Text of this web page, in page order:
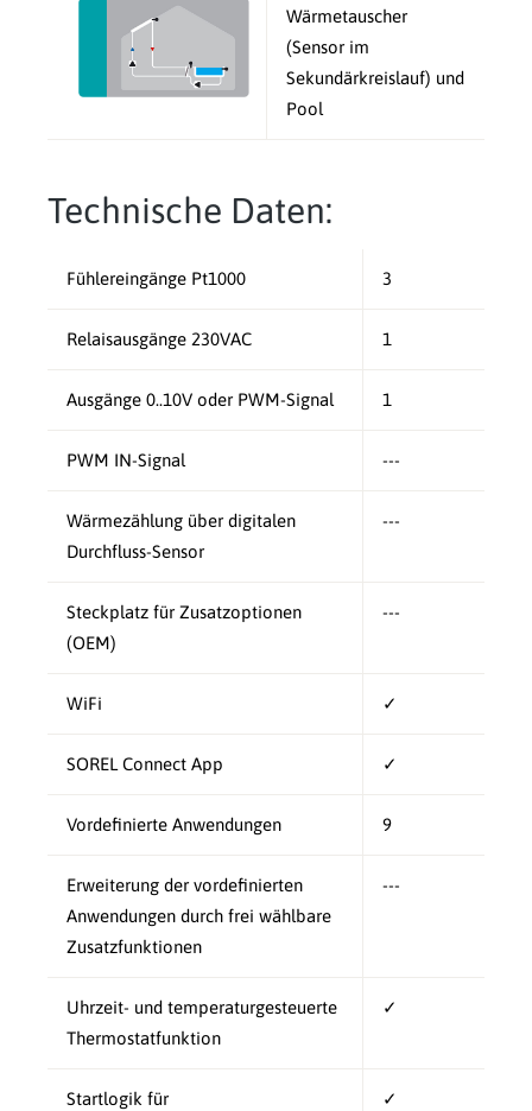
Wärmetauscher
(Sensor im
Sekundärkreislauf) und
Pool
Technische Daten:
Fühlereingänge Pt1000 3
Relaisausgänge 230VAC 1
Ausgänge 0..10V oder PWM-Signal 1
PWM IN-Signal ---
Wärmezählung über digitalen
Durchfluss-Sensor
---
Steckplatz für Zusatzoptionen
(OEM)
---
WiFi ✓
SOREL Connect App ✓
Vordefinierte Anwendungen 9
Erweiterung der vordefinierten
Anwendungen durch frei wählbare
Zusatzfunktionen
---
Uhrzeit- und temperaturgesteuerte
Thermostatfunktion
✓
Startlogik für
✓